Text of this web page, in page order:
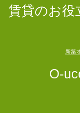
賃貸のお役
新築
O-